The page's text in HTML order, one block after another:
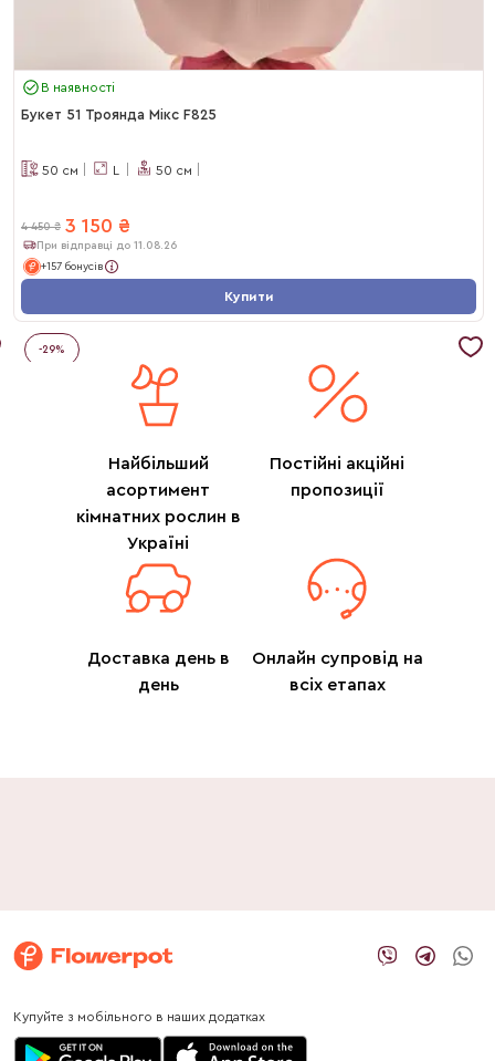
В наявності
Букет 51 Троянда Мікс F825
50 см L 50 см
4 450 ₴ 3 150 ₴
При відправці до 11.08.26
+157 бонусів
Купити
-29%
Найбільший
асортимент
кімнатних рослин в
Україні
Постійні акційні
пропозиції
Доставка день в
день
Онлайн супровід на
всіх етапах
Купуйте з мобільного в наших додатках